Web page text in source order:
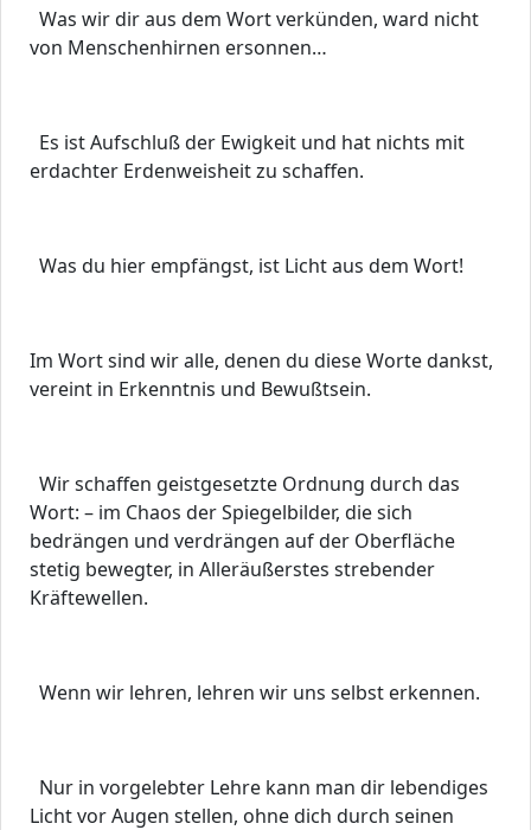
Was wir dir aus dem Wort verkünden, ward nicht
von Menschenhirnen ersonnen…
Es ist Aufschluß der Ewigkeit und hat nichts mit
erdachter Erdenweisheit zu schaffen.
Was du hier empfängst, ist Licht aus dem Wort!
Im Wort sind wir alle, denen du diese Worte dankst,
vereint in Erkenntnis und Bewußtsein.
Wir schaffen geistgesetzte Ordnung durch das
Wort: – im Chaos der Spiegelbilder, die sich
bedrängen und verdrängen auf der Oberfläche
stetig bewegter, in Alleräußerstes strebender
Kräftewellen.
Wenn wir lehren, lehren wir uns selbst erkennen.
Nur in vorgelebter Lehre kann man dir lebendiges
Licht vor Augen stellen, ohne dich durch seinen